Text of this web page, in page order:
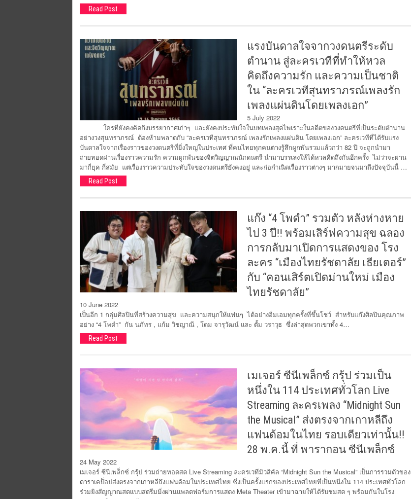
Read Post
แรงบันดาลใจจากวงดนตรีระดับ
ตำนาน สู่ละครเวทีที่ทำให้หวล
คิดถึงความรัก และความเป็นชาติ
ใน “ละครเวทีสุนทราภรณ์เพลงรัก
เพลงแผ่นดินโดยเพลงเอก”
5 July 2022
ใครที่ยังคงคิดถึงบรรยากาศเก่าๆ และยังคงประทับใจในบทเพลงสุดไพเราะในอดีตของวงดนตรีที่เป็นระดับตำนาน
อย่างวงสุนทราภรณ์ ต้องห้ามพลาดกับ “ละครเวทีสุนทราภรณ์ เพลงรักเพลงแผ่นดิน โดยเพลงเอก” ละครเวทีที่ได้รับแรง
บันดาลใจจากเรื่องราวของวงดนตรีที่ยิ่งใหญ่ในประเทศ ที่คนไทยทุกคนต่างรู้สึกผูกพันรวมแล้วกว่า 82 ปี จะถูกนำมา
ถ่ายทอดผ่านเรื่องราวความรัก ความผูกพันของจิตวิญญาณนักดนตรี นำมาบรรเลงให้ได้หวลคิดถึงกันอีกครั้ง ไม่ว่าจะผ่าน
มากี่ยุค กี่สมัย แต่เรื่องราวความประทับใจของวงดนตรียังคงอยู่ และก่อกำเนิดเรื่องราวต่างๆ มากมายจนมาถึงปัจจุบันนี้ …
Read Post
แก๊ง “4 โพดำ” รวมตัว หลังห่างหาย
ไป 3 ปี!! พร้อมเสิร์ฟความสุข ฉลอง
การกลับมาเปิดการแสดงของ โรง
ละคร “เมืองไทยรัชดาลัย เธียเตอร์”
กับ “คอนเสิร์ตเปิดม่านใหม่ เมือง
ไทยรัชดาลัย”
10 June 2022
เป็นอีก 1 กลุ่มศิลปินที่สร้างความสุข และความสนุกให้แฟนๆ ได้อย่างอิ่มเอมทุกครั้งที่ขึ้นโชว์ สำหรับแก๊งศิลปินคุณภาพ
อย่าง “4 โพดำ” กัน นภัทร , แก้ม วิชญาณี , โดม จารุวัฒน์ และ ตั้ม วราวุธ ซึ่งล่าสุดพวกเขาทั้ง 4…
Read Post
เมเจอร์ ซีนีเพล็กซ์ กรุ้ป ร่วมเป็น
หนึ่งใน 114 ประเทศทั่วโลก Live
Streaming ละครเพลง “Midnight Sun
the Musical” ส่งตรงจากเกาหลีถึง
แฟนด้อมในไทย รอบเดียวเท่านั้น!!
28 พ.ค.นี้ ที่ พารากอน ซีนีเพล็กซ์
24 May 2022
เมเจอร์ ซีนีเพล็กซ์ กรุ้ป ร่วมถ่ายทอดสด Live Streaming ละครเวทีมิวสิคัล “Midnight Sun the Musical” เป็นการรวมตัวของ
ดาราเคป็อปส่งตรงจากเกาหลีถึงแฟนด้อมในประเทศไทย ซึ่งเป็นครั้งแรกของประเทศไทยที่เป็นหนึ่งใน 114 ประเทศทั่วโลก
ร่วมยิงสัญญาณสดแบบสตรีมมิ่งผ่านแพลตฟอร์มการแสดง Meta Theater เข้ามาฉายให้ได้รับชมสด ๆ พร้อมกันในโรง